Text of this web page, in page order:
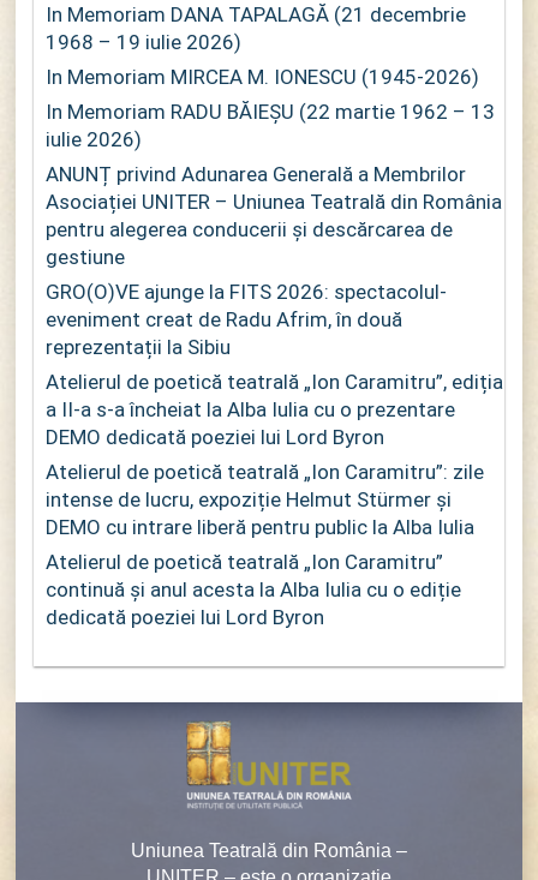
In Memoriam DANA TAPALAGĂ (21 decembrie
1968 – 19 iulie 2026)
In Memoriam MIRCEA M. IONESCU (1945-2026)
In Memoriam RADU BĂIEȘU (22 martie 1962 – 13
iulie 2026)
ANUNȚ privind Adunarea Generală a Membrilor
Asociației UNITER – Uniunea Teatrală din România
pentru alegerea conducerii și descărcarea de
gestiune
GRO(O)VE ajunge la FITS 2026: spectacolul-
eveniment creat de Radu Afrim, în două
reprezentații la Sibiu
Atelierul de poetică teatrală „Ion Caramitru”, ediția
a II-a s-a încheiat la Alba Iulia cu o prezentare
DEMO dedicată poeziei lui Lord Byron
Atelierul de poetică teatrală „Ion Caramitru”: zile
intense de lucru, expoziție Helmut Stürmer și
DEMO cu intrare liberă pentru public la Alba Iulia
Atelierul de poetică teatrală „Ion Caramitru”
continuă și anul acesta la Alba Iulia cu o ediție
dedicată poeziei lui Lord Byron
Uniunea Teatrală din România –